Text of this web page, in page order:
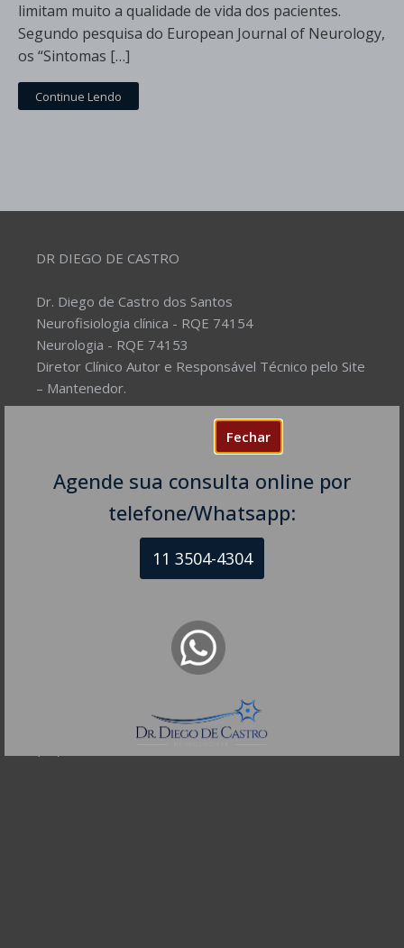
Fechar
Agende sua consulta online por
telefone/Whatsapp:
11 3504-4304
limitam muito a qualidade de vida dos pacientes.
Segundo pesquisa do European Journal of Neurology,
os “Sintomas […]
Continue Lendo
DR DIEGO DE CASTRO
Dr. Diego de Castro dos Santos
Neurofisiologia clínica - RQE 74154
Neurologia - RQE 74153
Diretor Clínico Autor e Responsável Técnico pelo Site
– Mantenedor.
Prover Soluções cada vez mais
completas de forma facilitada para a gestão da saúde
e o bem-estar das pessoas, com excelência,
humanidade e sustentabilidade. Destinado ao
público em geral.
NEUROLOGISTA EM SÃO PAULO – SP
R. Itapeva, 518 - sala 1301
Bela Vista - São Paulo - SP